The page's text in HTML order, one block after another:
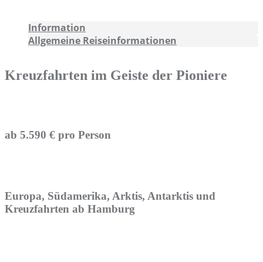
Information
Allgemeine Reiseinformationen
Kreuzfahrten im Geiste der Pioniere
ab 5.590 € pro Person
Europa, Südamerika, Arktis, Antarktis und
Kreuzfahrten ab Hamburg